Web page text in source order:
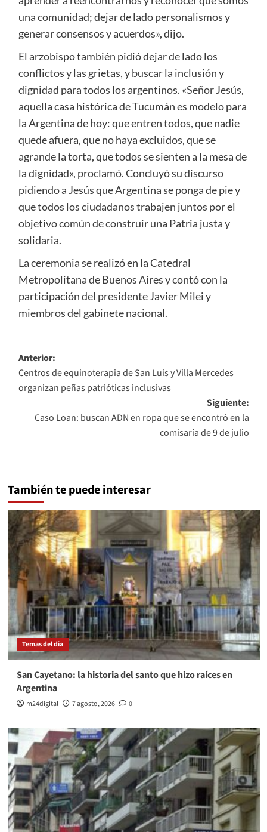
una comunidad; dejar de lado personalismos y
generar consensos y acuerdos», dijo.
El arzobispo también pidió dejar de lado los
conflictos y las grietas, y buscar la inclusión y
dignidad para todos los argentinos. «Señor Jesús,
aquella casa histórica de Tucumán es modelo para
la Argentina de hoy: que entren todos, que nadie
quede afuera, que no haya excluidos, que se
agrande la torta, que todos se sienten a la mesa de
la dignidad», proclamó. Concluyó su discurso
pidiendo a Jesús que Argentina se ponga de pie y
que todos los ciudadanos trabajen juntos por el
objetivo común de construir una Patria justa y
solidaria.
La ceremonia se realizó en la Catedral
Metropolitana de Buenos Aires y contó con la
participación del presidente Javier Milei y
miembros del gabinete nacional.
Navegación
de
entradas
Anterior:
Centros de equinoterapia de San Luis y Villa Mercedes
organizan peñas patrióticas inclusivas
Siguiente:
Caso Loan: buscan ADN en ropa que se encontró en la
comisaría de 9 de julio
También te puede interesar
Temas del dia
San Cayetano: la historia del santo que hizo raíces en
Argentina
m24digital 7 agosto, 2026 0